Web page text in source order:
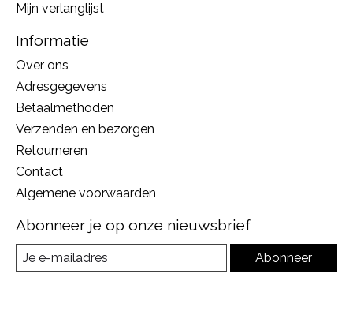
Mijn verlanglijst
Informatie
Over ons
Adresgegevens
Betaalmethoden
Verzenden en bezorgen
Retourneren
Contact
Algemene voorwaarden
Abonneer je op onze nieuwsbrief
Abonneer